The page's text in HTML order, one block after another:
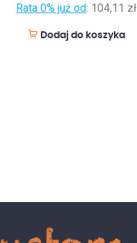
Rata 0% już od: 104,11 zł
Dodaj do koszyka